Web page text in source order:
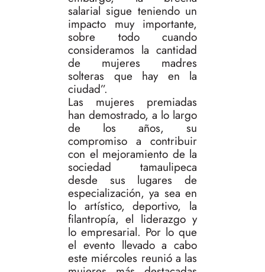
salarial sigue teniendo un
impacto muy importante,
sobre todo cuando
consideramos la cantidad
de mujeres madres
solteras que hay en la
ciudad”.
Las mujeres premiadas
han demostrado, a lo largo
de los años, su
compromiso a contribuir
con el mejoramiento de la
sociedad tamaulipeca
desde sus lugares de
especialización, ya sea en
lo artístico, deportivo, la
filantropía, el liderazgo y
lo empresarial. Por lo que
el evento llevado a cabo
este miércoles reunió a las